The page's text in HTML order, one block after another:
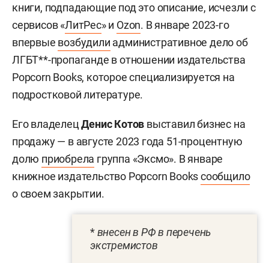
книги, подпадающие под это описание, исчезли с
сервисов «ЛитРес» и Ozon. В январе 2023-го
впервые возбудили административное дело об
ЛГБТ**-пропаганде в отношении издательства
Popcorn Books, которое специализируется на
подростковой литературе.
Его владелецДенис Котов выставил бизнес на
продажу — в августе 2023 года 51-процентную
долю приобрела группа «Эксмо». В январе
книжное издательство Popcorn Booksсообщило
о своем закрытии.
*внесен в РФ в перечень
экстремистов